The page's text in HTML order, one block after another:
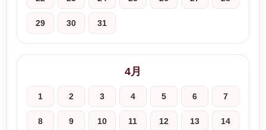
29 30 31
4月
1 2 3 4 5 6 7
8 9 10 11 12 13 14